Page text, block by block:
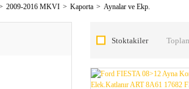
2009-2016 MKVI Kaporta Aynalar ve Ekp.
Stoktakiler